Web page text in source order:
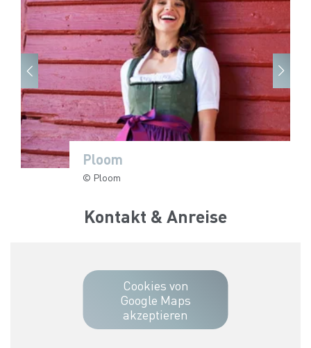
Ploom
© Ploom
Ploom
© Ploom
Ploom
© Ploom
Ploom
© Ploom
Ploom
© Ploom
Ploom
© Ploom
Kontakt & Anreise
Cookies von
Google Maps
akzeptieren